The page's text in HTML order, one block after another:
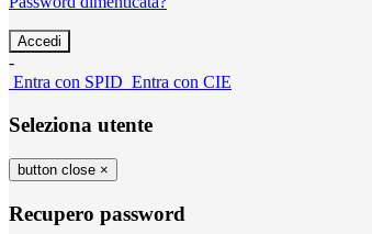
-
Entra con SPID Entra con CIE
Seleziona utente
button close ×
Recupero password